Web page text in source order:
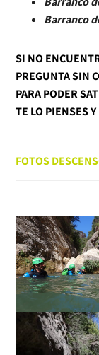
Barranco
SI NO
PREGUNTA SIN
PARA PODER
TE LO PIENSES
FOTOS